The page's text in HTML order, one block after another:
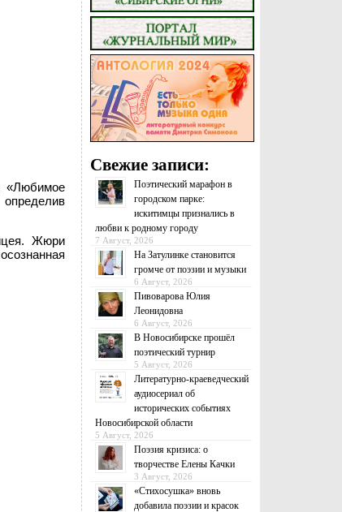
«Любимое
Жюри
Свежие записи:
Поэтический марафон в
городском парке:
искитимцы признались в
любви к родному городу
7 Август, 2026
На Затулинке становится
громче от поэзии и музыки
6 Август, 2026
Пивоварова Юлия
Леонидовна
6 Август, 2026
В Новосибирске прошёл
поэтический турнир
5 Август, 2026
Литературно-краеведческий
аудиосериал об
исторических событиях
Новосибирской области
5 Август, 2026
Поэзия кризиса: о
творчестве Елены Качки
3 Август, 2026
«Стихосушка» вновь
добавила поэзии и красок